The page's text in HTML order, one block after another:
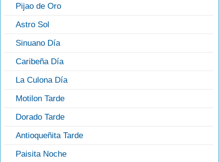
Pijao de Oro
Astro Sol
Sinuano Día
Caribeña Día
La Culona Día
Motilon Tarde
Dorado Tarde
Antioqueñita Tarde
Paisita Noche